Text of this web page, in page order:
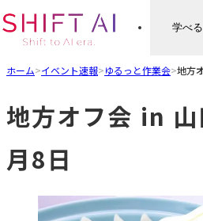
学べ
ホーム>イベント速報>ゆるっと作業会>地方
地方オフ会 in
月8日